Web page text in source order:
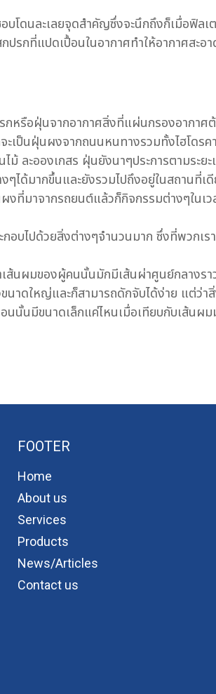
บโดนละเลยจุดสำคัญซึ่งจะนึกถึงก็เมื่อฟิ
ปรกที่แปดเปื้อนในอากาศทำให้อากาศส
หรือฝุ่นจากอากาศสิ่งที่แผ่นกรองอากา
เป็นฝุ่นผงจากถนนหนทางรวมทั้งไฮโด
ม้ ละอองเกสร ฝุ่นยังนาๆประการตามระ
ได้มากขึ้นและยังรวมไปถึงอยู่ในสถานที่
ที่มาจากรถยนต์แล้วก็กิจกรรมต่างๆในเ
กอบไปด้วยสิ่งต่างๆจำนวนมาก ซึ่งที่พวก
นผมของผู้คนนั้นมักมีเส้นผ่าศูนย์กลางร
นาดใหญ่และก็สามารถดักจับได้ง่าย แต่ว่
นนั้นมีขนาดเล็กแค่ไหนเมื่อเทียบกับเส้นผ
FOOTER
Home
About us
Services
Products
News/Articles
Contact us